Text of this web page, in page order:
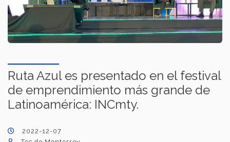
Ruta Azul es presentado en el festival
de emprendimiento más grande de
Latinoamérica: INCmty.
2022-12-07